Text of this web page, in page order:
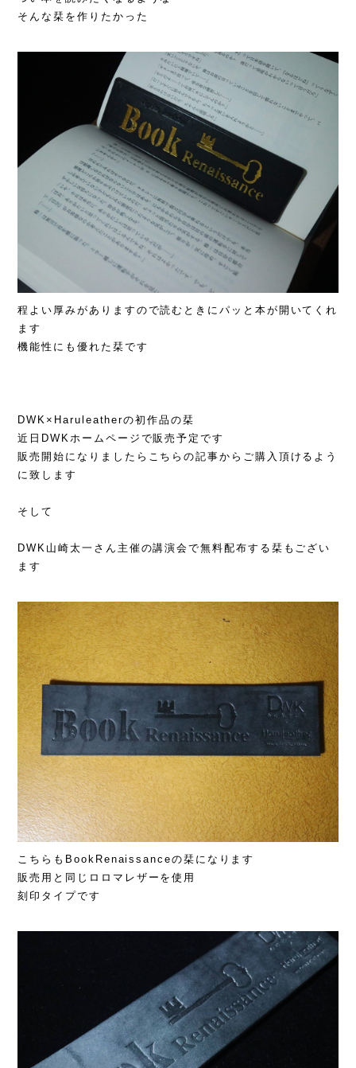
そんな栞を作りたかった
程よい厚みがありますので読むときにパッと本が開いてくれ
ます
機能性にも優れた栞です
DWK×Haruleatherの初作品の栞
近日DWKホームページで販売予定です
販売開始になりましたらこちらの記事からご購入頂けるよう
に致します
そして
DWK山崎太一さん主催の講演会で無料配布する栞もござい
ます
こちらもBookRenaissanceの栞になります
販売用と同じロロマレザーを使用
刻印タイプです